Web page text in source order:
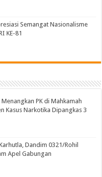
Semangat Nasionalisme
KE-81
Menangkan PK di Mahkamah
Kasus Narkotika Dipangkas 3
Dandim 0321/Rohil
Apel Gabungan